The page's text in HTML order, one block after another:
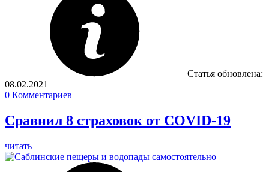
Статья обновлена:
08.02.2021
0 Комментариев
Сравнил 8 страховок от COVID-19
читать